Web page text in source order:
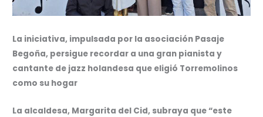
La iniciativa, impulsada por la asociación Pasaje
Begoña, persigue recordar a una gran pianista y
cantante de jazz holandesa que eligió Torremolinos
como su hogar
La alcaldesa, Margarita del Cid, subraya que “este